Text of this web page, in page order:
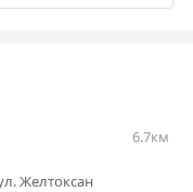
6.7км
Желтоксан